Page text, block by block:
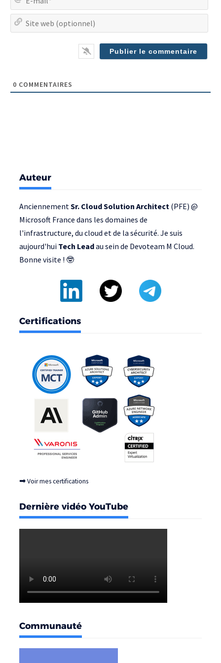
0 COMMENTAIRES
Auteur
AnciennementSr. Cloud Solution Architect (PFE) @
Microsoft France dans les domaines de
l'infrastructure, du cloud et de la sécurité. Je suis
aujourd'hui Tech Leadau sein de Devoteam M Cloud.
Bonne visite ! 🤓
Certifications
➡Voir mes certifications
Dernière vidéo YouTube
Communauté